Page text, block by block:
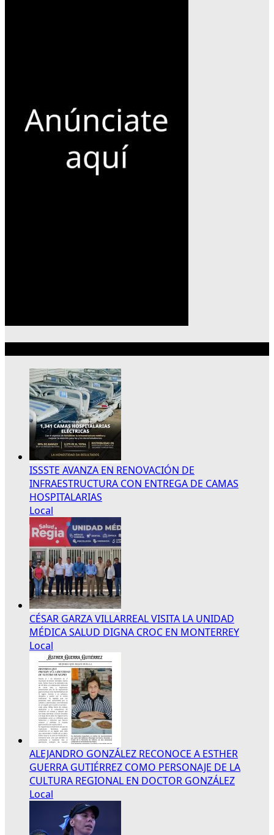
ISSSTE AVANZA EN RENOVACIÓN DE
INFRAESTRUCTURA CON ENTREGA DE CAMAS
HOSPITALARIAS
Local
CÉSAR GARZA VILLARREAL VISITA LA UNIDAD
MÉDICA SALUD DIGNA CROC EN MONTERREY
Local
ALEJANDRO GONZÁLEZ RECONOCE A ESTHER
GUERRA GUTIÉRREZ COMO PERSONAJE DE LA
CULTURA REGIONAL EN DOCTOR GONZÁLEZ
Local